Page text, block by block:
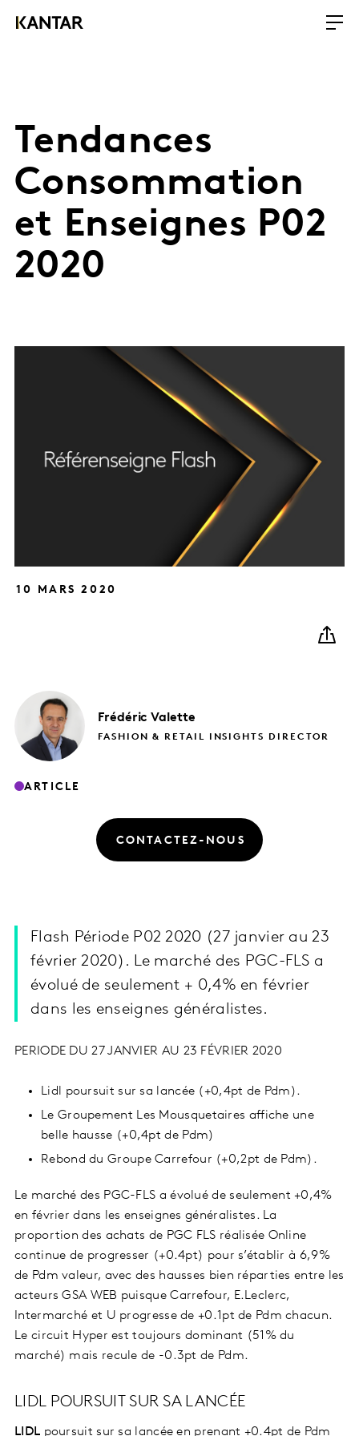
Tendances
Consommation
et Enseignes P02
2020
10 MARS 2020
Frédéric Valette
FASHION & RETAIL INSIGHTS DIRECTOR
ARTICLE
CONTACTEZ-NOUS
Flash Période P02 2020 (27 janvier au 23
février 2020). Le marché des PGC-FLS a
évolué de seulement + 0,4% en février
dans les enseignes généralistes.
PERIODE DU 27 JANVIER AU 23 FÉVRIER 2020
Lidl poursuit sur sa lancée (+0,4pt de Pdm).
Le Groupement Les Mousquetaires affiche une
belle hausse (+0,4pt de Pdm)
Rebond du Groupe Carrefour (+0,2pt de Pdm).
Le marché des PGC-FLS a évolué de seulement +0,4%
en février dans les enseignes généralistes. La
proportion des achats de PGC FLS réalisée Online
continue de progresser (+0.4pt) pour s’établir à 6,9%
de Pdm valeur, avec des hausses bien réparties entre les
acteurs GSA WEB puisque Carrefour, E.Leclerc,
Intermarché et U progresse de +0.1pt de Pdm chacun.
Le circuit Hyper est toujours dominant (51% du
marché) mais recule de -0.3pt de Pdm.
LIDL POURSUIT SUR SA LANCÉE
LIDL poursuit sur sa lancée en prenant +0.4pt de Pdm